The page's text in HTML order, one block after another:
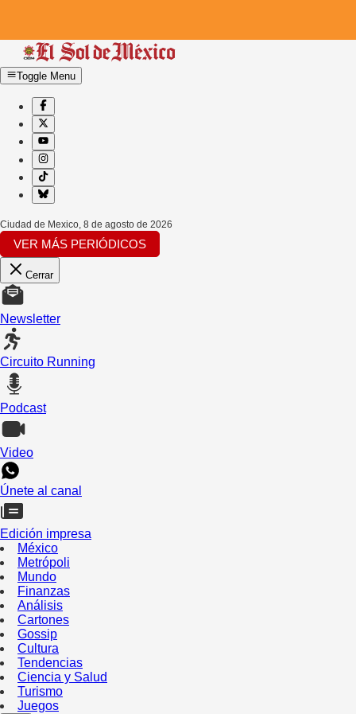
Toggle Menu
Ciudad de Mexico, 8 de agosto de 2026
VER MÁS PERIÓDICOS
Cerrar
Newsletter
Circuito Running
Podcast
Video
Únete al canal
Edición impresa
México
Metrópoli
Mundo
Finanzas
Análisis
Cartones
Gossip
Cultura
Tendencias
Ciencia y Salud
Turismo
Juegos